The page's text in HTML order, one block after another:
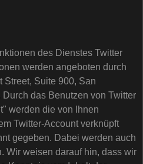
des Dienstes Twitter
werden angeboten durch
Street, Suite 900, San
das Benutzen von Twitter
werden die von Ihnen
Twitter-Account verknüpft
gegeben. Dabei werden auch
Wir weisen darauf hin, dass wir